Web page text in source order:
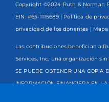
Copyright ©2024 Ruth & Norman
EIN: #65-1115689 | Política de
privacidad de los donantes |
Las contribuciones benefician a
Services, Inc, una organización
SE PUEDE OBTENER UNA COPIA
INFORMACIÓN FINANCIERA EN